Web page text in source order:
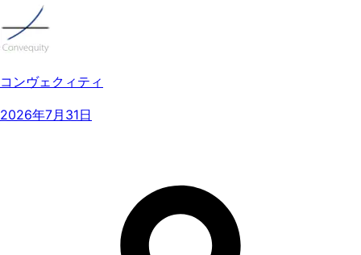
コンヴェクィティ
2026年7月31日